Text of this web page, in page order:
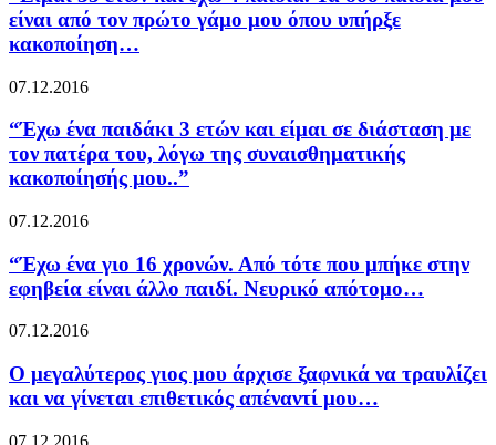
είναι από τον πρώτο γάμο μου όπου υπήρξε
κακοποίηση…
07.12.2016
“Έχω ένα παιδάκι 3 ετών και είμαι σε διάσταση με
τον πατέρα του, λόγω της συναισθηματικής
κακοποίησής μου..”
07.12.2016
“Έχω ένα γιο 16 χρονών. Από τότε που μπήκε στην
εφηβεία είναι άλλο παιδί. Νευρικό απότομο…
07.12.2016
O μεγαλύτερος γιος μου άρχισε ξαφνικά να τραυλίζει
και να γίνεται επιθετικός απέναντί μου…
07.12.2016